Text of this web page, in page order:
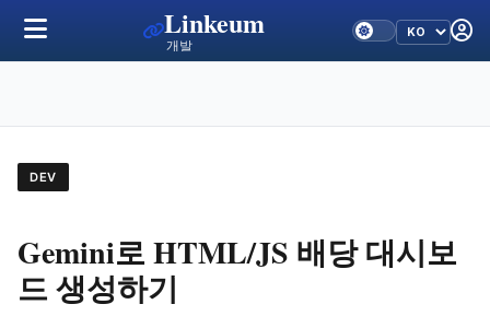
Linkeum
개발
DEV
Gemini로 HTML/JS 배당 대시보
드 생성하기